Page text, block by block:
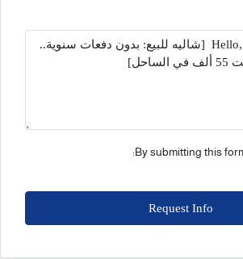
By submitting this
Request Info